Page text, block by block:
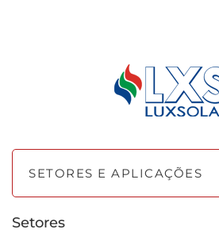
SETORES E APLICAÇÕES
Setores